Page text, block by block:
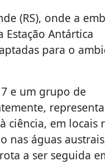
(RS), onde a
Antártica
para o
e um grupo de
em locais
nas águas
a ser seguida